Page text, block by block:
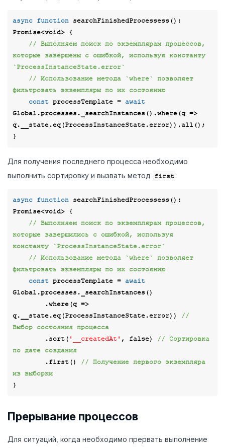
async function searchFinishedProcessess (
Promise<void>
{
// Выполняем поиск по экземплярам процессов,
которые завершены с ошибкой, используя константу
`ProcessInstanceState.error`
// Использование метода `where` позволяет
фильтровать экземпляры по их состоянию
const processTemplate = await
Global.processes._searchInstances().where(q =>
q.__state.eq(ProcessInstanceState.error)).all();
Для получения последнего процесса необходимо
выполнить сортировку и вызвать метод first :
async function searchFinishedProcessess (
Promise<void>
{
// Выполняем поиск по экземплярам процессов,
которые завершились с ошибкой, используя
константу `ProcessInstanceState.error`
// Использование метода `where` позволяет
фильтровать экземпляры по их состоянию
const processTemplate = await
Global.processes._searchInstances()
        .where(
q =>
q.__state.eq(ProcessInstanceState.error)) //
Выбор состояния процесса
        .sort(
'__createdAt' , false) // Сортировка
по дате создания
        .first()
// Получение первого экземпляра
из выборки
Прерывание процессов
Для ситуаций, когда необходимо прервать выполнение